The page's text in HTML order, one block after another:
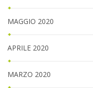
MAGGIO 2020
APRILE 2020
MARZO 2020